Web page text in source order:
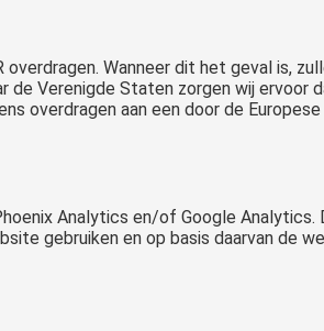
Wanneer dit het geval is,
de Verenigde Staten zorgen wij ervoor
overdragen aan een door de Europese
Analytics en/of Google Analytics.
gebruiken en op basis daarvan de